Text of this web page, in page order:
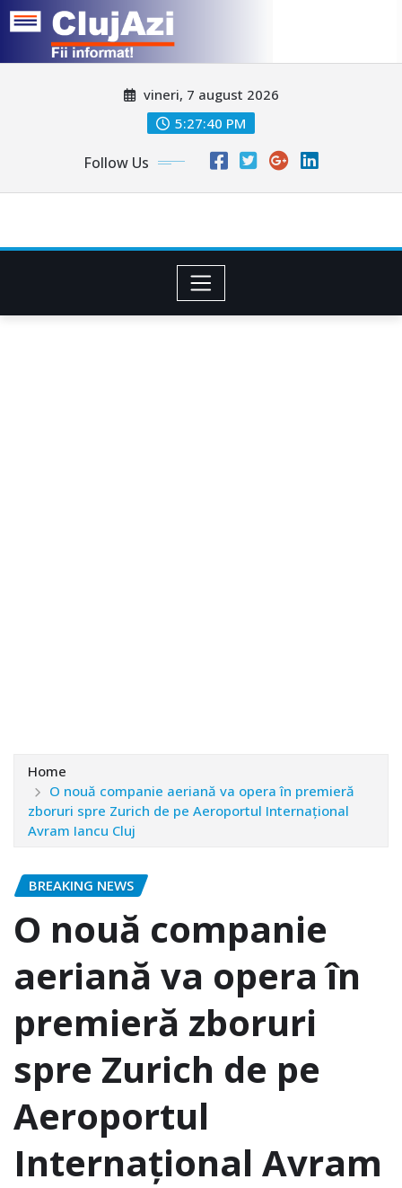
vineri, 7 august 2026
5:27:42 PM
Follow Us
Home
O nouă companie aeriană va opera în premieră
zboruri spre Zurich de pe Aeroportul Internațional
Avram Iancu Cluj
BREAKING NEWS
O nouă companie
aeriană va opera în
premieră zboruri
spre Zurich de pe
Aeroportul
Internațional Avram